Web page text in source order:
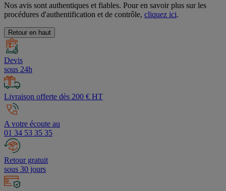
Nos avis sont authentiques et fiables. Pour en savoir plus sur les
procédures d'authentification et de contrôle, cliquez ici.
Retour en haut
Devis
sous 24h
Livraison offerte dès 200 € HT
A votre écoute au
01 34 53 35 35
Retour gratuit
sous 30 jours